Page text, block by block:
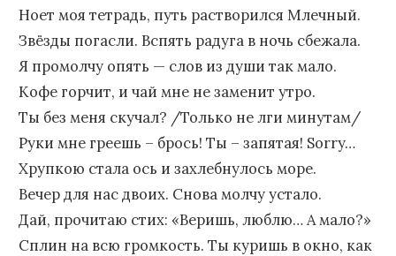
Ноет моя тетрадь, путь растворился Млечный.
Звёзды погасли. Вспять радуга в ночь сбежала.
Я промолчу опять — слов из души так мало.
Кофе горчит, и чай мне не заменит утро.
Ты без меня скучал? /Только не лги минутам/
Руки мне греешь – брось! Ты – запятая! Sorry…
Хрупкою стала ось и захлебнулось море.
Вечер для нас двоих. Снова молчу устало.
Дай, прочитаю стих: «Веришь, люблю… А мало?»
Сплин на всю громкость. Ты куришь в окно, как